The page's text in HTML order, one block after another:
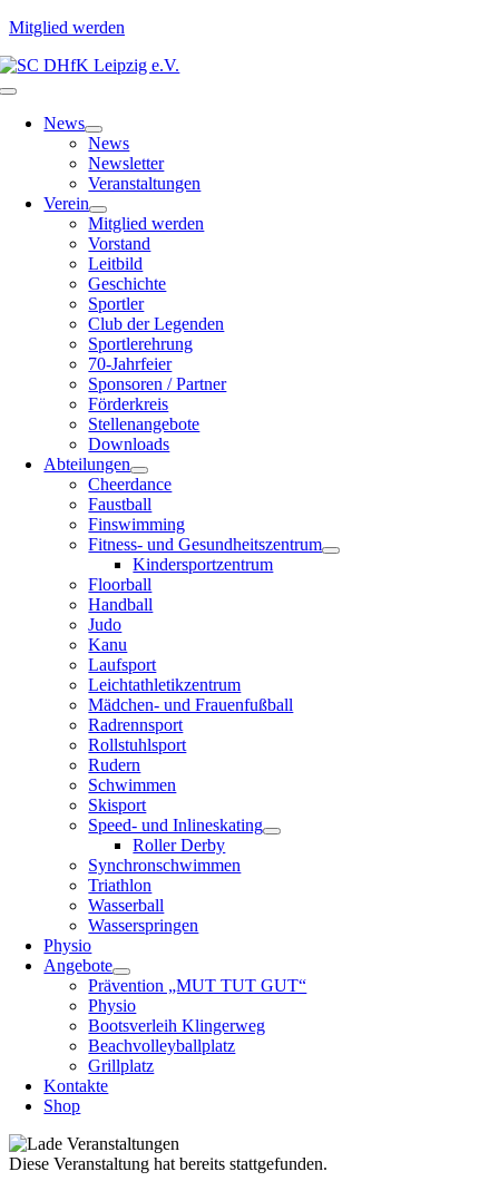
Mitglied werden
Zum
Inhalt
Toggle
NavigationNews
News
Newsletter
Veranstaltungen
Verein
Mitglied werden
Vorstand
Leitbild
Geschichte
Sportler
Club der Legenden
Sportlerehrung
70-Jahrfeier
Sponsoren / Partner
Förderkreis
Stellenangebote
Downloads
Abteilungen
Cheerdance
Faustball
Finswimming
Fitness- und Gesundheitszentrum
Kindersportzentrum
Floorball
Handball
Judo
Kanu
Laufsport
Leichtathletikzentrum
Mädchen- und Frauenfußball
Radrennsport
Rollstuhlsport
Rudern
Schwimmen
Skisport
Speed- und Inlineskating
Roller Derby
Synchronschwimmen
Triathlon
Wasserball
Wasserspringen
Physio
Angebote
Prävention „MUT TUT GUT“
Physio
Bootsverleih Klingerweg
Beachvolleyballplatz
Grillplatz
Kontakte
Shop
Diese Veranstaltung hat bereits stattgefunden.